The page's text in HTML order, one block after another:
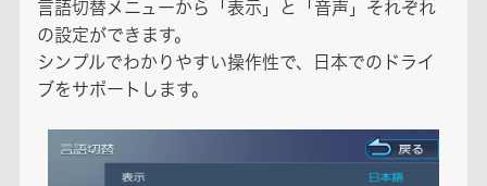
言語切替メニューから「表示」と「音声」それぞれ
の設定ができます。
シンプルでわかりやすい操作性で、日本でのドライ
ブをサポートします。